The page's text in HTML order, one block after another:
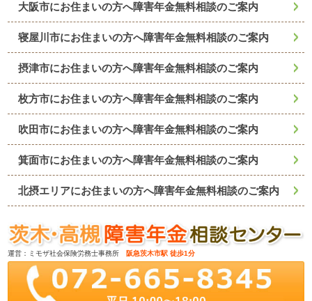
大阪市にお住まいの方へ障害年金無料相談のご案内
寝屋川市にお住まいの方へ障害年金無料相談のご案内
摂津市にお住まいの方へ障害年金無料相談のご案内
枚方市にお住まいの方へ障害年金無料相談のご案内
吹田市にお住まいの方へ障害年金無料相談のご案内
箕面市にお住まいの方へ障害年金無料相談のご案内
北摂エリアにお住まいの方へ障害年金無料相談のご案内
運営：ミモザ社会保険労務士事務所 阪急茨木市駅 徒歩1分